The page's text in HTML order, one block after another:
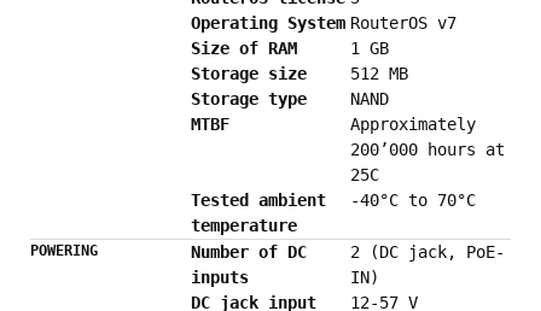
Operating System RouterOS v7
Size of RAM
1 GB
Storage size
512 MB
Storage type
NAND
MTBF
Approximately
200’000 hours at
25C
Tested ambient
temperature
-40°C to 70°C
POWERING
Number of DC
inputs
2 (DC jack, PoE-
IN)
DC jack input
12-57 V